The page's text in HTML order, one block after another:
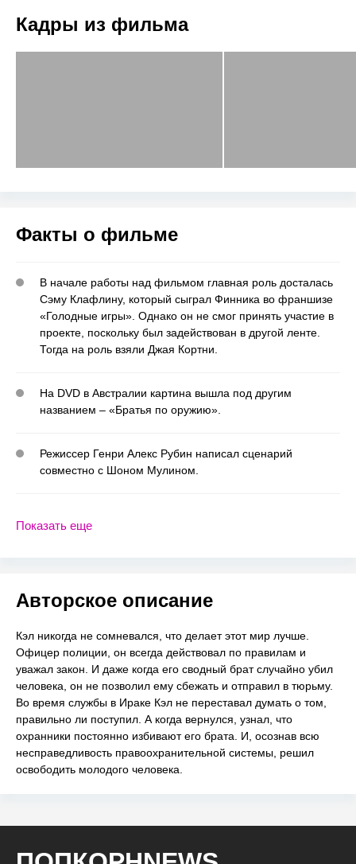
Кадры из фильма
Факты о фильме
В начале работы над фильмом главная роль досталась
Сэму Клафлину, который сыграл Финника во франшизе
«Голодные игры». Однако он не смог принять участие в
проекте, поскольку был задействован в другой ленте.
Тогда на роль взяли Джая Кортни.
На DVD в Австралии картина вышла под другим
названием – «Братья по оружию».
Режиссер Генри Алекс Рубин написал сценарий
совместно с Шоном Мулином.
Показать еще
Авторское описание
Кэл никогда не сомневался, что делает этот мир лучше.
Офицер полиции, он всегда действовал по правилам и
уважал закон. И даже когда его сводный брат случайно убил
человека, он не позволил ему сбежать и отправил в тюрьму.
Во время службы в Ираке Кэл не переставал думать о том,
правильно ли поступил. А когда вернулся, узнал, что
охранники постоянно избивают его брата. И, осознав всю
несправедливость правоохранительной системы, решил
освободить молодого человека.